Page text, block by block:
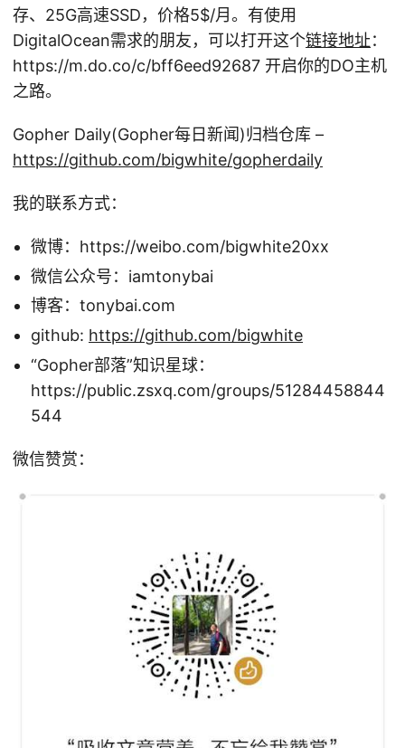
存、25G高速SSD，价格5$/月。有使用
DigitalOcean需求的朋友，可以打开这个链接地址：
https://m.do.co/c/bff6eed92687 开启你的DO主机
之路。
Gopher Daily(Gopher每日新闻)归档仓库 –
https://github.com/bigwhite/gopherdaily
我的联系方式：
微博：https://weibo.com/bigwhite20xx
微信公众号：iamtonybai
博客：tonybai.com
github: https://github.com/bigwhite
“Gopher部落”知识星球：
https://public.zsxq.com/groups/51284458844
544
微信赞赏：